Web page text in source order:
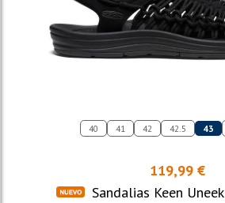
40 41 42 42.5 43
119,99 €
Sandalias Keen